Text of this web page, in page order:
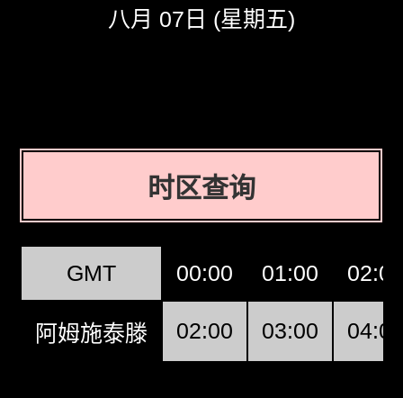
八月 07日 (星期五)
时区查询
GMT 00:00 01:00
阿姆施泰滕 02:00 03:00